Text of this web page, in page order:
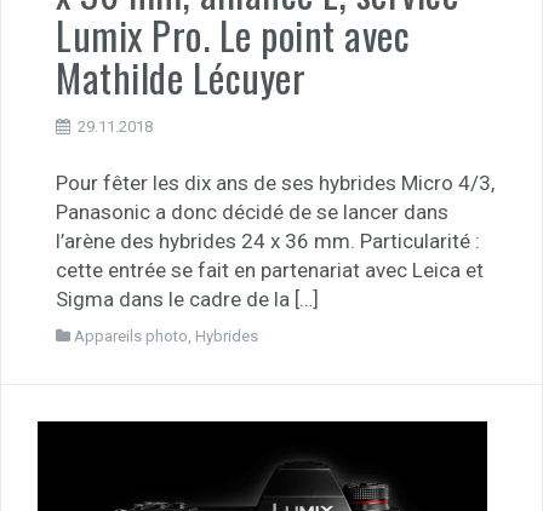
Lumix Pro. Le point avec
Mathilde Lécuyer
29.11.2018
Pour fêter les dix ans de ses hybrides Micro 4/3,
Panasonic a donc décidé de se lancer dans
l’arène des hybrides 24 x 36 mm. Particularité :
cette entrée se fait en partenariat avec Leica et
Sigma dans le cadre de la […]
Appareils photo, Hybrides